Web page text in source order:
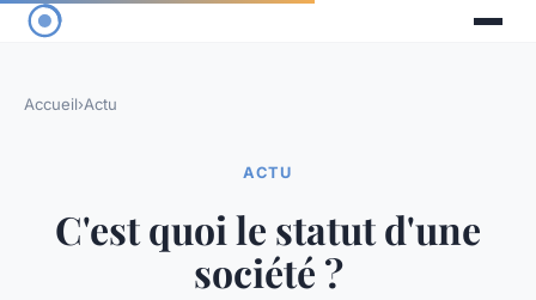
Accueil›Actu
ACTU
C'est quoi le statut d'une
société ?